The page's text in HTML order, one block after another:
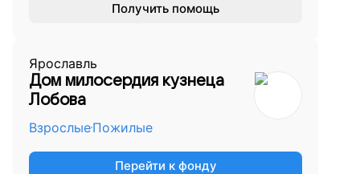
Получить помощь
Ярославль
Дом милосердия кузнеца
Лобова
ВзрослыеПожилые
Перейти к фонду